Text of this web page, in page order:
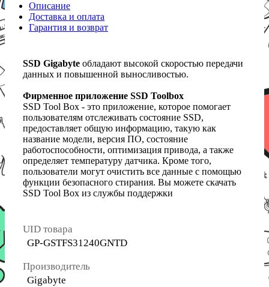
Описание
Доставка и оплата
Гарантия и возврат
SSD Gigabyte обладают высокой скоростью передачи
данных и повышенной выносливостью.
Фирменное приложение SSD Toolbox
SSD Tool Box - это приложение, которое помогает
пользователям отслеживать состояние SSD,
предоставляет общую информацию, такую ​​как
название модели, версия ПО, состояние
работоспособности, оптимизация привода, а также
определяет температуру датчика. Кроме того,
пользователи могут очистить все данные с помощью
функции безопасного стирания. Вы можете скачать
SSD Tool Box из службы поддержки
UID товара
GP-GSTFS31240GNTD
Производитель
Gigabyte